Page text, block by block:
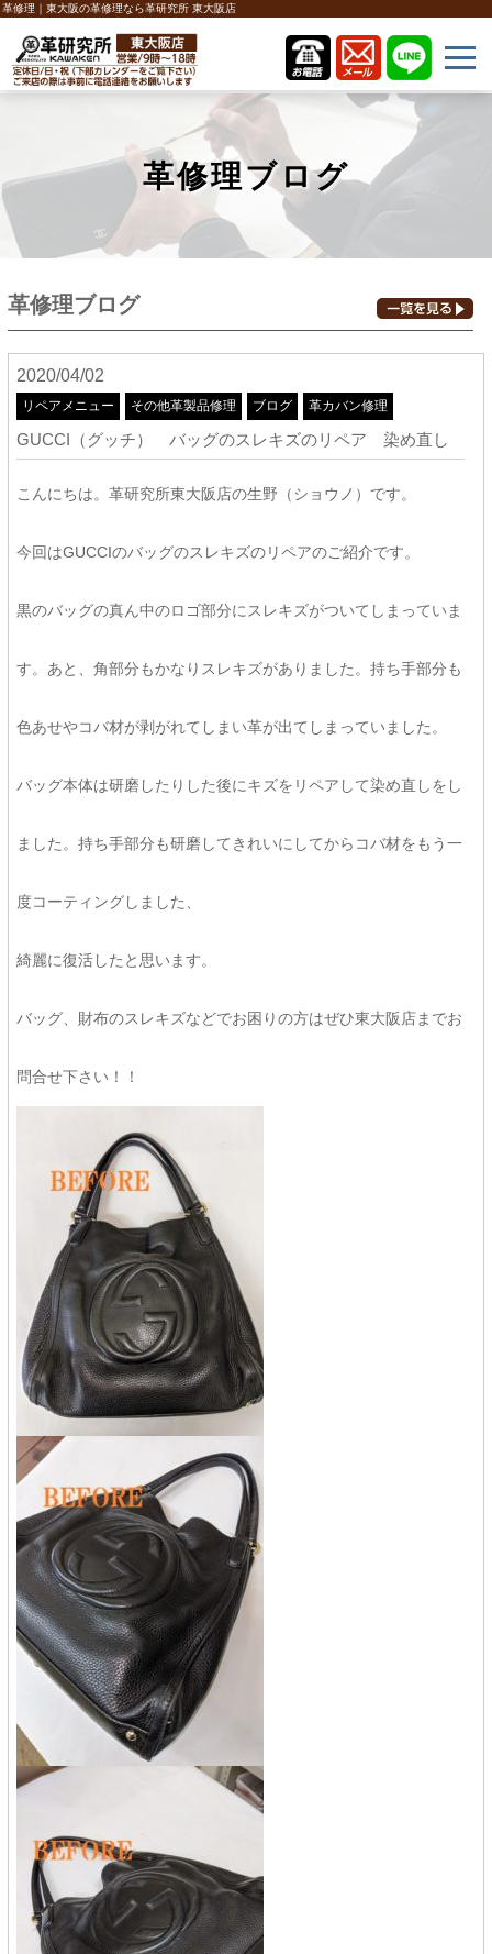
革修理｜東大阪の革修理なら革研究所 東大阪店
革修理ブログ
革修理ブログ
2020/04/02
リペアメニュー その他革製品修理 ブログ 革カバン修理
GUCCI（グッチ） バッグのスレキズのリペア 染め直し
こんにちは。革研究所東大阪店の生野（ショウノ）です。
今回はGUCCIのバッグのスレキズのリペアのご紹介です。
黒のバッグの真ん中のロゴ部分にスレキズがついてしまっていま
す。あと、角部分もかなりスレキズがありました。持ち手部分も
色あせやコバ材が剥がれてしまい革が出てしまっていました。
バッグ本体は研磨したりした後にキズをリペアして染め直しをし
ました。持ち手部分も研磨してきれいにしてからコバ材をもう一
度コーティングしました、
綺麗に復活したと思います。
バッグ、財布のスレキズなどでお困りの方はぜひ東大阪店までお
問合せ下さい！！